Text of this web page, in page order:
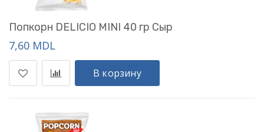
Попкорн DELICIO MINI 40 гр Сыр
7,60 MDL
В корзину